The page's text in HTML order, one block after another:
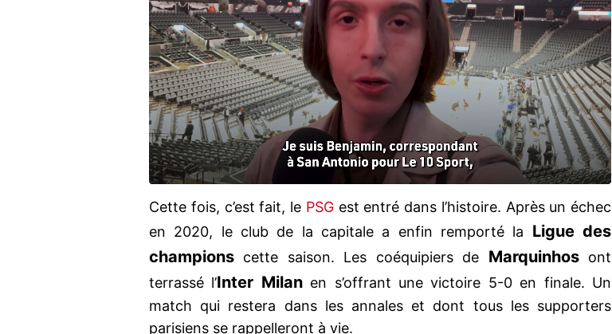
Cette fois, c’est fait, le PSGest entré dans l’histoire. Après un échec
en 2020, le club de la capitale a enfin remporté la Ligue des
champions cette saison. Les coéquipiers de Marquinhosont
terrassé l’Inter Milanen s’offrant une victoire 5-0 en finale. Un
match qui restera dans les annales et dont tous les supporters
parisiens se rappelleront à vie.